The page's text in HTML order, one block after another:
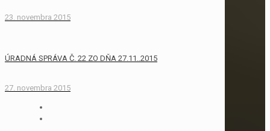
23. novembra 2015
ÚRADNÁ SPRÁVA Č. 22 ZO DŇA 27.11..2015
27. novembra 2015